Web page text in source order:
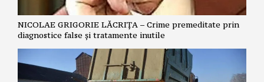
NICOLAE GRIGORIE LĂCRIȚA – Crime premeditate prin
diagnostice false și tratamente inutile